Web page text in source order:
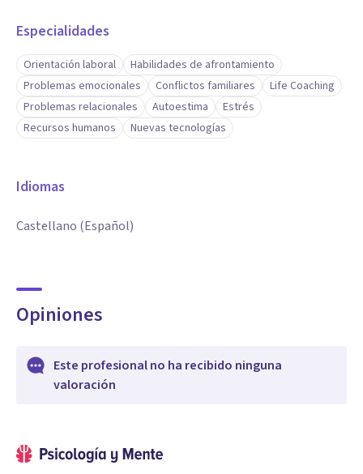
Especialidades
Orientación laboral
Habilidades de afrontamiento
Problemas emocionales
Conflictos familiares
Life Coaching
Problemas relacionales
Autoestima
Estrés
Recursos humanos
Nuevas tecnologías
Idiomas
Castellano (Español)
Opiniones
Este profesional no ha recibido ninguna
valoración